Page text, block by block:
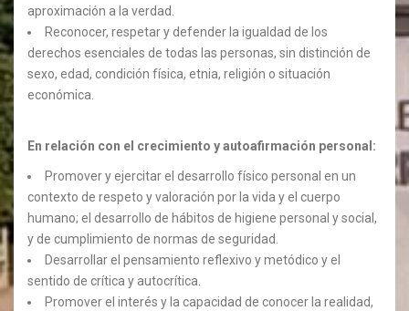
aproximación a la verdad.
Reconocer, respetar y defender la igualdad de los
derechos esenciales de todas las personas, sin distinción de
sexo, edad, condición física, etnia, religión o situación
económica.
En relación con el crecimiento y autoafirmación personal:
Promover y ejercitar el desarrollo físico personal en un
contexto de respeto y valoración por la vida y el cuerpo
humano; el desarrollo de hábitos de higiene personal y social,
y de cumplimiento de normas de seguridad.
Desarrollar el pensamiento reflexivo y metódico y el
sentido de crítica y autocrítica.
Promover el interés y la capacidad de conocer la realidad,